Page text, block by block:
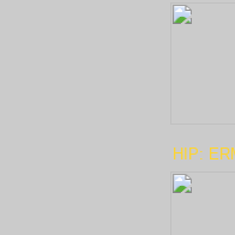
HIP: